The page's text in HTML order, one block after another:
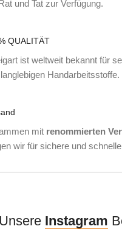
und Tat zur Verfügung.
QUALITÄT
ist weltweit bekannt für
Handarbeitsstoffe.
mit renommierten
wir für sichere und
Unsere Instagram